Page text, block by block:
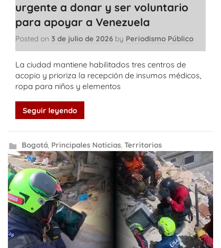
urgente a donar y ser voluntario
para apoyar a Venezuela
Posted on 3 de julio de 2026 by Periodismo Público
La ciudad mantiene habilitados tres centros de
acopio y prioriza la recepción de insumos médicos,
ropa para niños y elementos
Seguir leyendo
Bogotá, Principales Noticias, Territorios